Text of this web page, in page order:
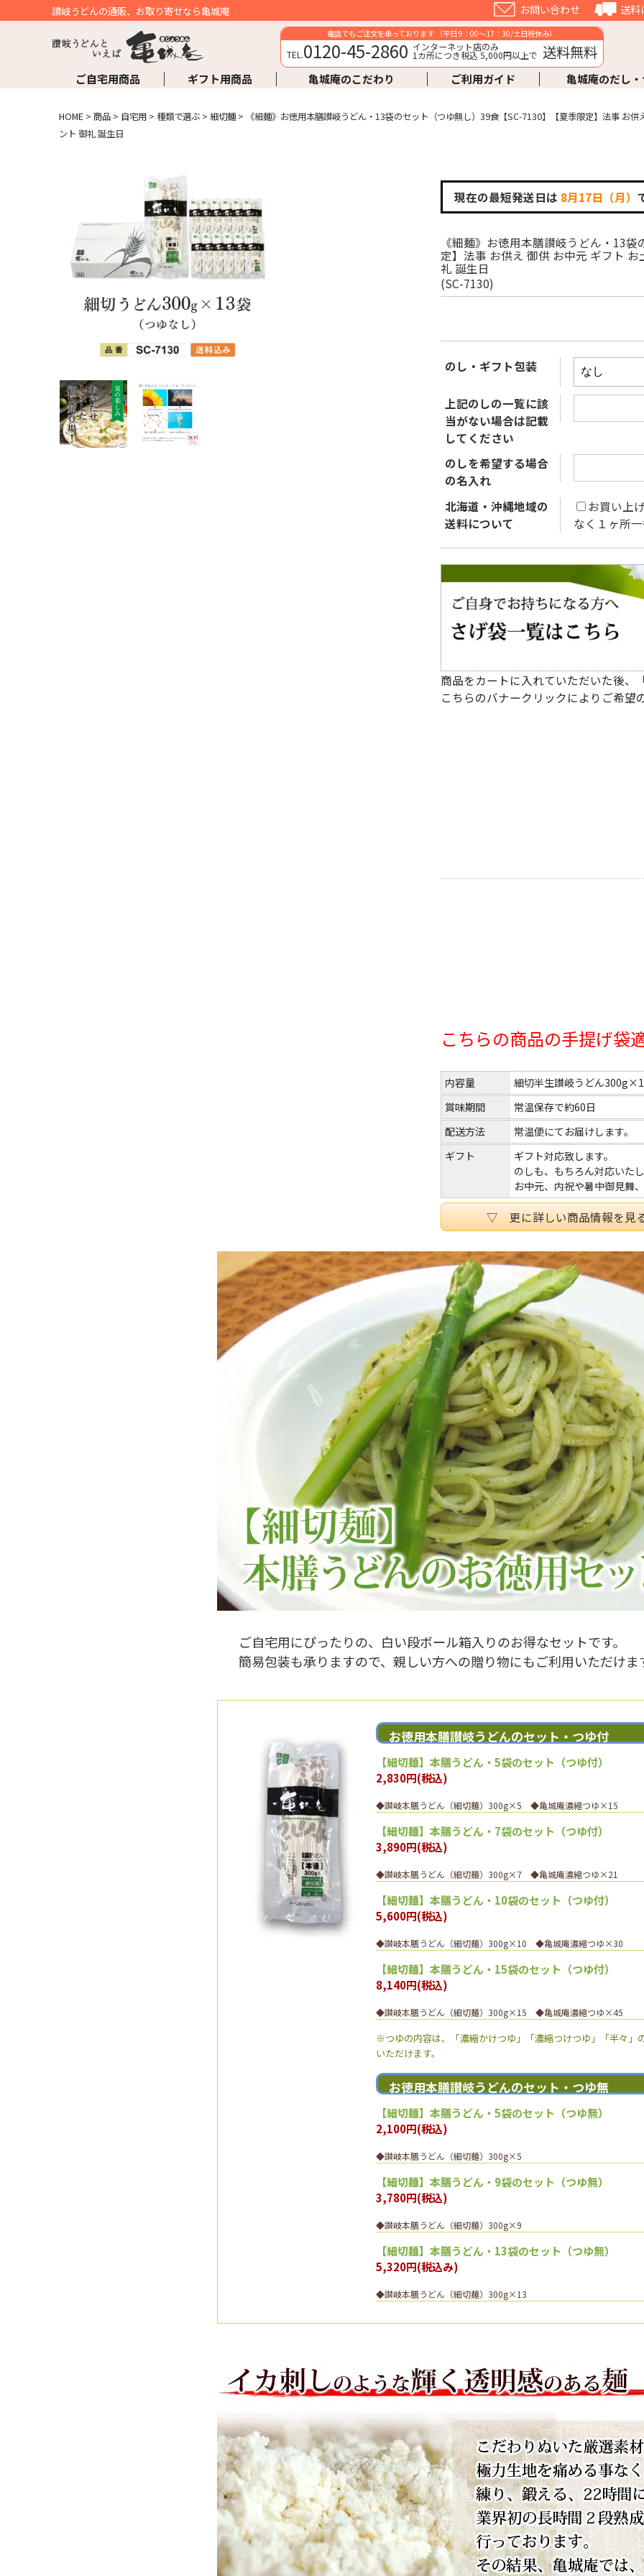
讃岐うどんの通販、お取り寄せなら亀城庵 お問い合わせ 送料
電話でもご注文を承っております （平日 9：00～17：30/土日祝休み）
TEL.0120-45-2860 インターネット店のみ
1カ所につき税込 5,000円以上で 送料無料
ご自宅用商品 ギフト用商品 亀城庵のこだわり ご利用ガイド 亀城庵のだし
HOME > 商品 > 自宅用 > 種類で選ぶ > 細切麺> 《細麺》お徳用本膳讃岐うどん・13袋のセット（つゆ無し）39食【SC-7130】【夏季限定】法事 お
ント 御礼 誕生日
現在の最短発送日は 8月17日（月）
《細麺》お徳用本膳讃岐うどん・13
定】法事 お供え 御供 お中元 ギフト
礼 誕生日
(SC-7130)
のし・ギフト包装
上記のしの一覧に該
当がない場合は記載
してください
のしを希望する場合
の名入れ
北海道・沖縄地域の
送料について
お買い上
なく１ヶ所
商品をカートに入れていただいた後、
こちらのバナークリックによりご希望
こちらの商品の手提げ袋
内容量
細切半生讃岐うどん
賞味期間
常温保存で約60日
配送方法
常温便にてお届けします。
ギフト
ギフト対応致します。
のしも、もちろん対応いた
お中元、内祝や暑中御見舞
▽ 更に詳しい商品情報を
ご自宅用にぴったりの、白い段ボール箱入りのお得なセットです。
簡易包装も承りますので、親しい方への贈り物にもご利用いただけま
お徳用本膳讃岐うどんのセット・つゆ付
【細切麺】本膳うどん・5袋のセット（つゆ付）
2,830円(税込)
◆讃岐本膳うどん（細切麺）300g×5 ◆亀城庵濃縮つゆ×15
【細切麺】本膳うどん・7袋のセット（つゆ付）
3,890円(税込)
◆讃岐本膳うどん（細切麺）300g×7 ◆亀城庵濃縮つゆ×21
【細切麺】本膳うどん・10袋のセット（つゆ付）
5,600円(税込)
◆讃岐本膳うどん（細切麺）300g×10 ◆亀城庵濃縮つゆ×30
【細切麺】本膳うどん・15袋のセット（つゆ付）
8,140円(税込)
◆讃岐本膳うどん（細切麺）300g×15 ◆亀城庵濃縮つゆ×45
※つゆの内容は、「濃縮かけつゆ」「濃縮つけつゆ」「半々」
いただけます。
お徳用本膳讃岐うどんのセット・つゆ無
【細切麺】本膳うどん・5袋のセット（つゆ無）
2,100円(税込)
◆讃岐本膳うどん（細切麺）300g×5
【細切麺】本膳うどん・9袋のセット（つゆ無）
3,780円(税込)
◆讃岐本膳うどん（細切麺）300g×9
【細切麺】本膳うどん・13袋のセット（つゆ無）
5,320円(税込み)
◆讃岐本膳うどん（細切麺）300g×13